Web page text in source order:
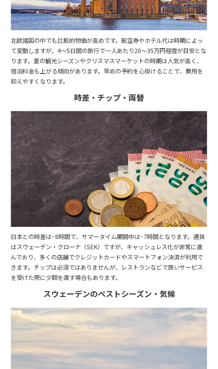
北欧諸国の中でも比較的物価が高めです。航空券やホテル代は時期によっ
て変動しますが、4〜5日間の旅行で一人あたり20〜35万円程度が目安とな
ります。夏の観光シーズンやクリスマスマーケットの時期は人気が高く、
宿泊料金も上がる傾向があります。早めの予約を心掛けることで、費用を
抑えやすくなります。
時差・チップ・両替
日本との時差は−8時間で、サマータイム期間中は−7時間となります。通貨
はスウェーデン・クローナ（SEK）ですが、キャッシュレス化が非常に進
んでおり、多くの店舗でクレジットカードやスマートフォン決済が利用で
きます。チップは必須ではありませんが、レストランなどで良いサービス
を受けた際に少額を渡す場合もあります。
スウェーデンのベストシーズン・気候